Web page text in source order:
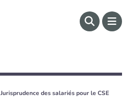
Jurisprudence des salariés pour le CSE